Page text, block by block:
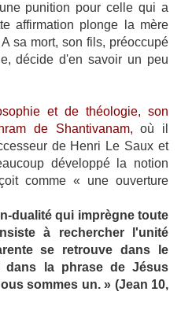
punition pour celle qui a
affirmation plonge la mère
sa mort, son fils, préoccupé
décide d'en savoir un peu
et de théologie, son
de Shantivanam, où il
de Henri Le Saux et
développé la notion
comme « une ouverture
dualité qui imprègne toute
à rechercher l'unité
se retrouve dans le
dans la phrase de Jésus
sommes un. » (Jean 10,